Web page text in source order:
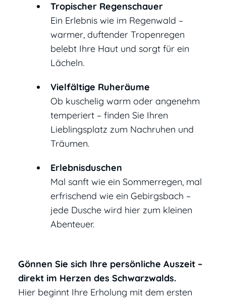
Tropischer Regenschauer
Ein Erlebnis wie im Regenwald –
warmer, duftender Tropenregen
belebt Ihre Haut und sorgt für ein
Lächeln.
Vielfältige Ruheräume
Ob kuschelig warm oder angenehm
temperiert – finden Sie Ihren
Lieblingsplatz zum Nachruhen und
Träumen.
Erlebnisduschen
Mal sanft wie ein Sommerregen, mal
erfrischend wie ein Gebirgsbach –
jede Dusche wird hier zum kleinen
Abenteuer.
Gönnen Sie sich Ihre persönliche Auszeit –
direkt im Herzen des Schwarzwalds.
Hier beginnt Ihre Erholung mit dem ersten